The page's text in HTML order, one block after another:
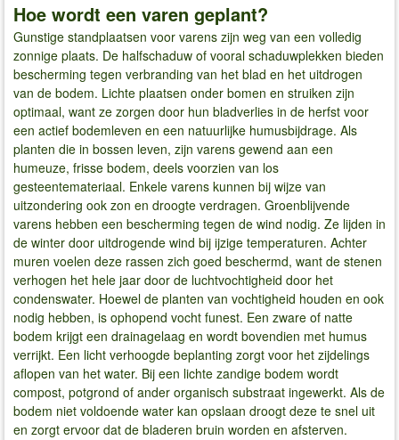
Hoe wordt een varen geplant?
Gunstige standplaatsen voor varens zijn weg van een volledig
zonnige plaats. De halfschaduw of vooral schaduwplekken bieden
bescherming tegen verbranding van het blad en het uitdrogen
van de bodem. Lichte plaatsen onder bomen en struiken zijn
optimaal, want ze zorgen door hun bladverlies in de herfst voor
een actief bodemleven en een natuurlijke humusbijdrage. Als
planten die in bossen leven, zijn varens gewend aan een
humeuze, frisse bodem, deels voorzien van los
gesteentemateriaal. Enkele varens kunnen bij wijze van
uitzondering ook zon en droogte verdragen. Groenblijvende
varens hebben een bescherming tegen de wind nodig. Ze lijden in
de winter door uitdrogende wind bij ijzige temperaturen. Achter
muren voelen deze rassen zich goed beschermd, want de stenen
verhogen het hele jaar door de luchtvochtigheid door het
condenswater. Hoewel de planten van vochtigheid houden en ook
nodig hebben, is ophopend vocht funest. Een zware of natte
bodem krijgt een drainagelaag en wordt bovendien met humus
verrijkt. Een licht verhoogde beplanting zorgt voor het zijdelings
aflopen van het water. Bij een lichte zandige bodem wordt
compost, potgrond of ander organisch substraat ingewerkt. Als de
bodem niet voldoende water kan opslaan droogt deze te snel uit
en zorgt ervoor dat de bladeren bruin worden en afsterven.